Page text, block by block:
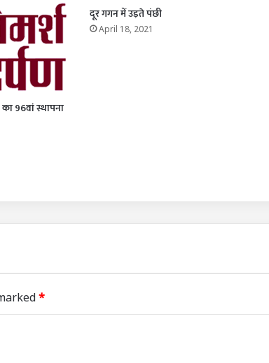
96वां स्थापना
दूर गगन में उड़ते पंछी
April 18, 2021
*